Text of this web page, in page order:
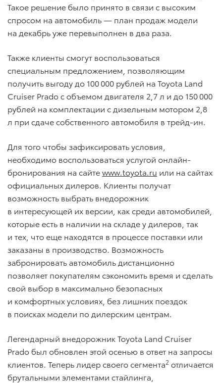
Такое решение было принято в связи с высоким
спросом на автомобиль — план продаж модели
на декабрь уже перевыполнен в два раза.
Также клиенты смогут воспользоваться
специальным предложением, позволяющим
получить выгоду до 100 000 рублей на Toyota Land
Cruiser Prado с объемом двигателя 2,7 л и до 150 000
рублей на комплектации с дизельным мотором 2,8
л при сдаче собственного автомобиля в трейд-ин.
Для того чтобы зафиксировать условия,
необходимо воспользоваться услугой онлайн-
бронирования на сайтеwww.toyota.ru или на сайтах
официальных дилеров. Клиенты получат
возможность выбрать внедорожник
в интересующей их версии, как среди автомобилей,
которые есть в наличии на складе у дилеров, так
и тех, что еще находятся в процессе поставки или
заказаны в производство. Возможность
забронировать автомобиль дистанционно
позволяет покупателям сэкономить время и сделать
свой выбор в максимально безопасных
и комфортных условиях, без лишних поездок
в поисках модели по дилерским центрам.
Легендарный внедорожник Toyota Land Cruiser
Prado был обновлен этой осенью в ответ на запросы
клиентов. Теперь лидер своего сегмента2 отличается
брутальными элементами стайлинга,